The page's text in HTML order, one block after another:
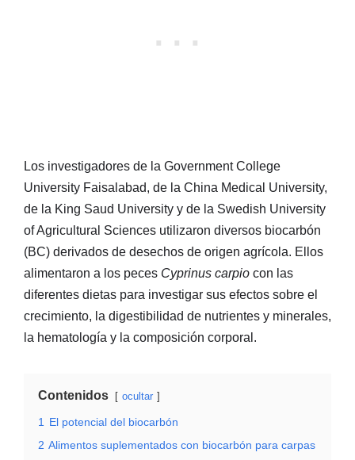
Los investigadores de la Government College
University Faisalabad, de la China Medical University,
de la King Saud University y de la Swedish University
of Agricultural Sciences utilizaron diversos biocarbón
(BC) derivados de desechos de origen agrícola. Ellos
alimentaron a los peces Cyprinus carpio con las
diferentes dietas para investigar sus efectos sobre el
crecimiento, la digestibilidad de nutrientes y minerales,
la hematología y la composición corporal.
Contenidos ocultar
1
El potencial del biocarbón
2 Alimentos suplementados con biocarbón para carpas